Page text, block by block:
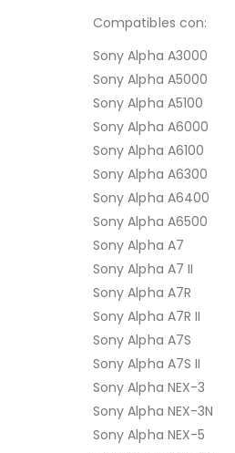
Compatibles con:
Sony Alpha A3000
Sony Alpha A5000
Sony Alpha A5100
Sony Alpha A6000
Sony Alpha A6100
Sony Alpha A6300
Sony Alpha A6400
Sony Alpha A6500
Sony Alpha A7
Sony Alpha A7 II
Sony Alpha A7R
Sony Alpha A7R II
Sony Alpha A7S
Sony Alpha A7S II
Sony Alpha NEX-3
Sony Alpha NEX-3N
Sony Alpha NEX-5